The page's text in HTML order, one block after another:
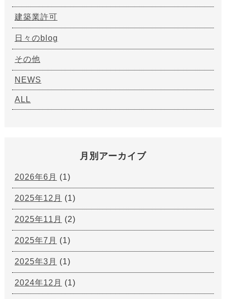
建築業許可
日々のblog
その他
NEWS
ALL
月別アーカイブ
2026年6月 (1)
2025年12月 (1)
2025年11月 (2)
2025年7月 (1)
2025年3月 (1)
2024年12月 (1)